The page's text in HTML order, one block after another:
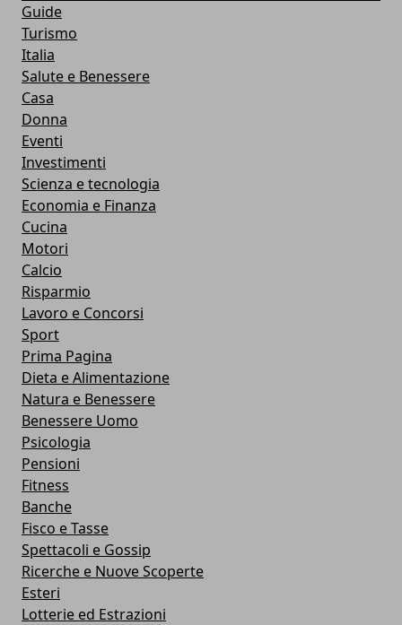
Guide
Turismo
Italia
Salute e Benessere
Casa
Donna
Eventi
Investimenti
Scienza e tecnologia
Economia e Finanza
Cucina
Motori
Calcio
Risparmio
Lavoro e Concorsi
Sport
Prima Pagina
Dieta e Alimentazione
Natura e Benessere
Benessere Uomo
Psicologia
Pensioni
Fitness
Banche
Fisco e Tasse
Spettacoli e Gossip
Ricerche e Nuove Scoperte
Esteri
Lotterie ed Estrazioni